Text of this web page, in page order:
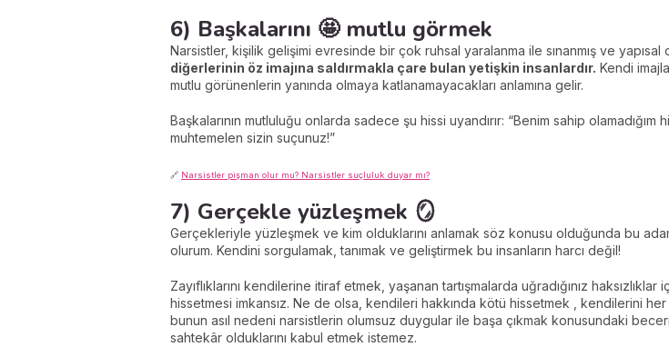
6) Başkalarını 🤩 mutlu görmek
Narsistler, kişilik gelişimi evresinde bir çok ruhsal yaralanma ile sınanmış ve yapısal
diğerlerinin öz imajına saldırmakla çare bulan yetişkin insanlardır. Kendi
mutlu görünenlerin yanında olmaya katlanamayacakları anlamına gelir.
Başkalarının mutluluğu onlarda sadece şu hissi uyandırır: “Benim sahip
muhtemelen sizin suçunuz!”
🔗 Narsistler pişman olur mu? Narsistler suçluluk duyar mı?
7) Gerçekle yüzleşmek 🪞
Gerçekleriyle yüzleşmek ve kim olduklarını anlamak söz konusu olduğunda bu
olurum. Kendini sorgulamak, tanımak ve geliştirmek bu insanların harcı değil!
Zayıflıklarını kendilerine itiraf etmek, yaşanan tartışmalarda uğradığınız
hissetmesi imkansız. Ne de olsa, kendileri hakkında kötü hissetmek , kendilerini her
bunun asıl nedeni narsistlerin olumsuz duygular ile başa çıkmak konusundaki
sahtekâr olduklarını kabul etmek istemez.